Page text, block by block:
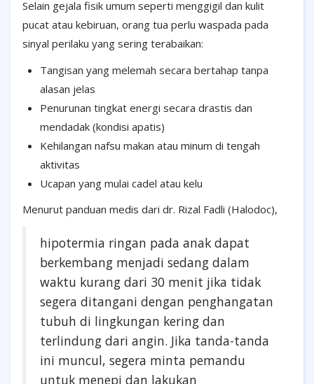
Selain gejala fisik umum seperti menggigil dan kulit
pucat atau kebiruan, orang tua perlu waspada pada
sinyal perilaku yang sering terabaikan:
Tangisan yang melemah secara bertahap tanpa
alasan jelas
Penurunan tingkat energi secara drastis dan
mendadak (kondisi apatis)
Kehilangan nafsu makan atau minum di tengah
aktivitas
Ucapan yang mulai cadel atau kelu
Menurut panduan medis dari dr. Rizal Fadli (Halodoc),
hipotermia ringan pada anak dapat
berkembang menjadi sedang dalam
waktu kurang dari 30 menit jika tidak
segera ditangani dengan penghangatan
tubuh di lingkungan kering dan
terlindung dari angin. Jika tanda-tanda
ini muncul, segera minta pemandu
untuk menepi dan lakukan